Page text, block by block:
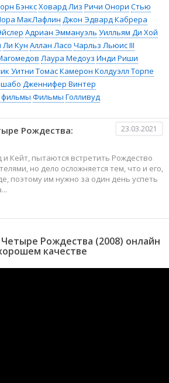
БэнксХовард Лиз Ричи Онори Стью
МакЛафлин Джон Эдвард Кабрера
Адриан Эммануэль Уилльям Ди Хой
Ли Кун Аллан Ласо Чарльз Льюис III
Лаура Медоуз Инди Риши
Уитни ТомасКамерон Колдуэлл Торпе
Дженнифер Винтер
Фильмы Голливуд
Рождества: 23.03.2021
Кейт, пытаются встретить Рождество
но дело осложняется тем, что и его,
поэтому им нужно за один день успеть
Рождества (2008) онлайн
качестве